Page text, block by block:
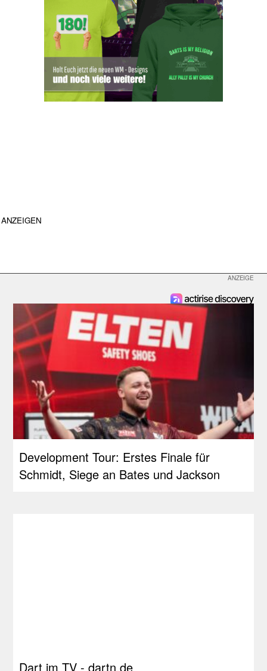
ANZEIGEN
Development Tour: Erstes Finale für
Schmidt, Siege an Bates und Jackson
Dart im TV - dartn.de